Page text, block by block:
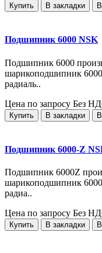
Купить В закладки
Подшипник 6000 NSK
Подшипник 6000
шарикоподшипник
радиаль..
Цена по запросу Без
Купить В закладки
Подшипник 6000-Z
Подшипник 6000Z
шарикоподшипник
радиа..
Цена по запросу Без
Купить В закладки